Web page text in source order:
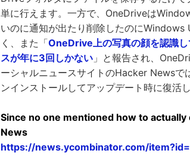
単に行えます。一方で、OneDriveは
いのに通知が出たり削除したのに
く、また「OneDrive上の写真の顔を認識
スが年に3回しかない 」と報告され、
ーシャルニュースサイトのHacker Newsで
ンインストールしてアップデート時に復活
Since no one mentioned how to
News
https://news.ycombinator.com/